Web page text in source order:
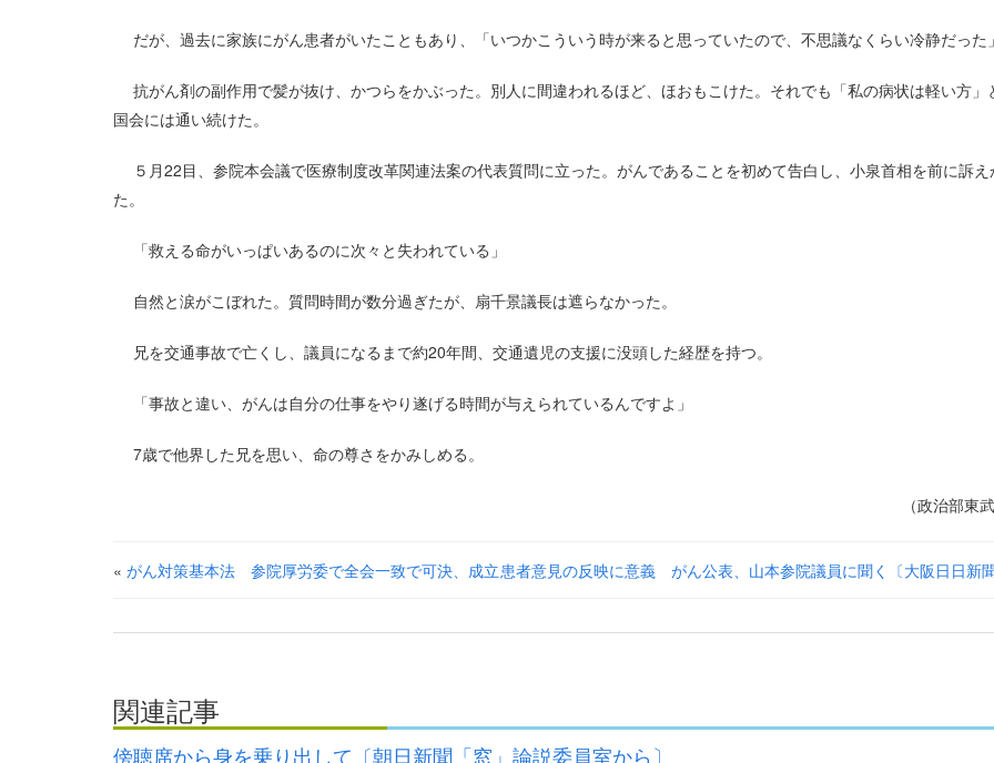
だが、過去に家族にがん患者がいたこともあり、「いつかこういう時が来ると思っていたので、不思議なくらい冷静だった
抗がん剤の副作用で髪が抜け、かつらをかぶった。別人に間違われるほど、ほおもこけた。それでも「私の病状は軽い方」
国会には通い続けた。
５月22目、参院本会議で医療制度改革関連法案の代表質問に立った。がんであることを初めて告白し、小泉首相を前に訴え
た。
「救える命がいっぱいあるのに次々と失われている」
自然と涙がこぼれた。質問時間が数分過ぎたが、扇千景議長は遮らなかった。
兄を交通事故で亡くし、議員になるまで約20年間、交通遺児の支援に没頭した経歴を持つ。
「事故と違い、がんは自分の仕事をやり遂げる時間が与えられているんですよ」
7歳で他界した兄を思い、命の尊さをかみしめる。
（政治部東
« がん対策基本法 参院厚労委で全会一致で可決、成立患者意見の反映に意義 がん公表、山本参院議員に聞く〔大阪日日新聞
関連記事
傍聴席から身を乗り出して〔朝日新聞「窓」論説委員室から〕